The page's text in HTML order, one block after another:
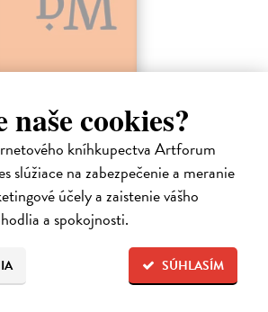
cookies?
kníhkupectva Artforum
slúžiace na zabezpečenie a meranie
účely a zaistenie vášho
a spokojnosti.
SÚHLASÍM
OFM (1718-1776) a jeho
vydavateľstvo pokračuje v mapovaní
k našej kultúre. Františkán Dominik
a najpozoruhodnejších slovenských